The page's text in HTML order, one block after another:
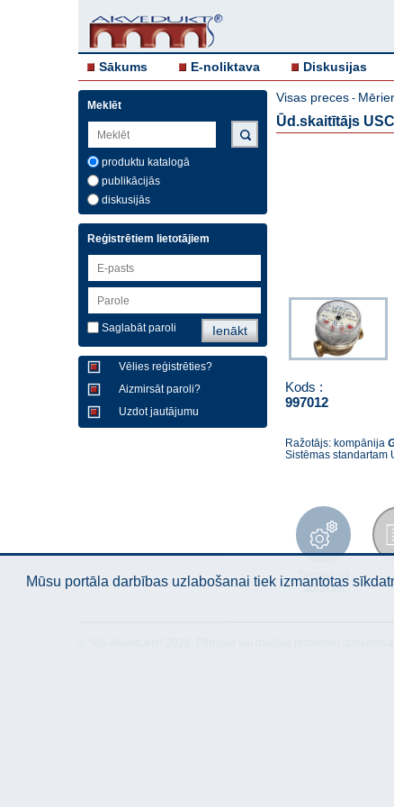
Sākums E-noliktava Diskusijas
Meklēt
produktu katalogā
publikācijās
diskusijās
Reģistrētiem lietotājiem
Saglabāt paroli
Vēlies reģistrēties?
Aizmirsāt paroli?
Uzdot jautājumu
Visas preces -
Ūd.skaitītājs
Kods :
997012
Ražotājs: kompānija
Sistēmas standartam
Tehniskais
apraksts
Mūsu portāla darbības uzlabošanai tiek izmantotas